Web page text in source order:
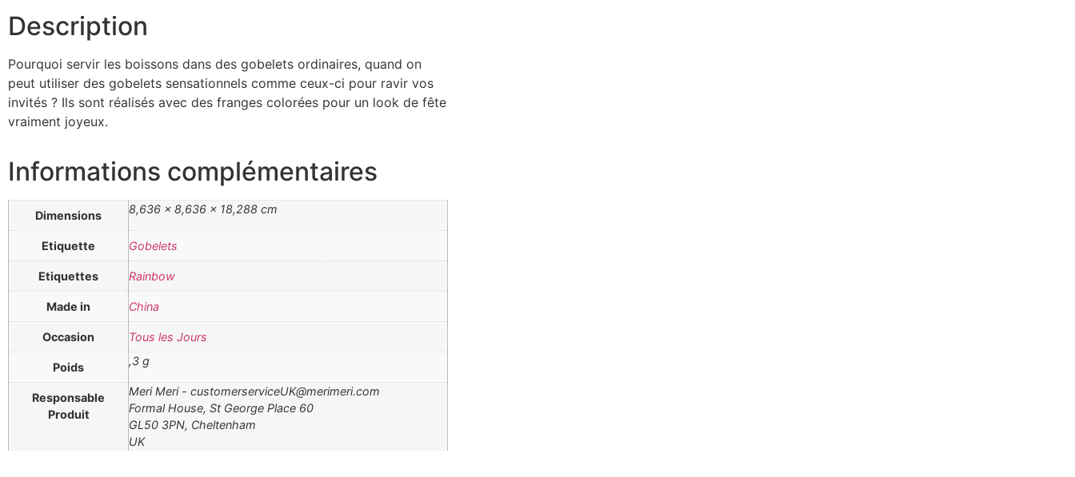
Description
Pourquoi servir les boissons dans des gobelets ordinaires, quand on
peut utiliser des gobelets sensationnels comme ceux-ci pour ravir vos
invités ? Ils sont réalisés avec des franges colorées pour un look de fête
vraiment joyeux.
Informations complémentaires
Dimensions 8,636 × 8,636 × 18,288 cm
Etiquette Gobelets
Etiquettes Rainbow
Made in China
Occasion Tous les Jours
Poids ,3 g
Responsable
Produit
Meri Meri - customerserviceUK@merimeri.com
Formal House, St George Place 60
GL50 3PN, Cheltenham
UK